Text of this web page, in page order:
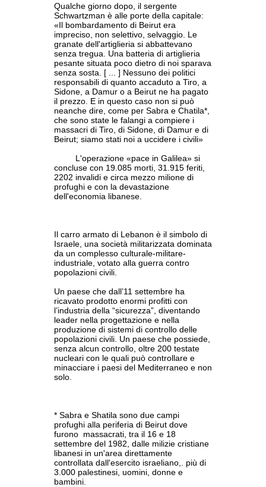
Qualche giorno dopo, il sergente
Schwartzman è alle porte della capitale:
«Il bombardamento di Beirut era
impreciso, non selettivo, selvaggio. Le
granate dell'artiglieria si abbattevano
senza tregua. Una batteria di artiglieria
pesante situata poco dietro di noi sparava
senza sosta. [ ... ] Nessuno dei politici
responsabili di quanto accaduto a Tiro, a
Sidone, a Damur o a Beirut ne ha pagato
il prezzo. E in questo caso non si può
neanche dire, come per Sabra e Chatila*,
che sono state le falangi a compiere i
massacri di Tiro, di Sidone, di Damur e di
Beirut; siamo stati noi a uccidere i civili»
L'operazione «pace in Galilea» si
concluse con 19.085 morti, 31.915 feriti,
2202 invalidi e circa mezzo milione di
profughi e con la devastazione
dell'economia libanese.
Il carro armato di Lebanon è il simbolo di
Israele, una società militarizzata dominata
da un complesso culturale-militare-
industriale, votato alla guerra contro
popolazioni civili.
Un paese che dall’11 settembre ha
ricavato prodotto enormi profitti con
l’industria della “sicurezza”, diventando
leader nella progettazione e nella
produzione di sistemi di controllo delle
popolazioni civili. Un paese che possiede,
senza alcun controllo, oltre 200 testate
nucleari con le quali può controllare e
minacciare i paesi del Mediterraneo e non
solo.
* Sabra e Shatila sono due campi
profughi alla periferia di Beirut dove
furono massacrati, tra il 16 e 18
settembre del 1982, dalle milizie cristiane
libanesi in un'area direttamente
controllata dall'esercito israeliano,. più di
3.000 palestinesi, uomini, donne e
bambini.